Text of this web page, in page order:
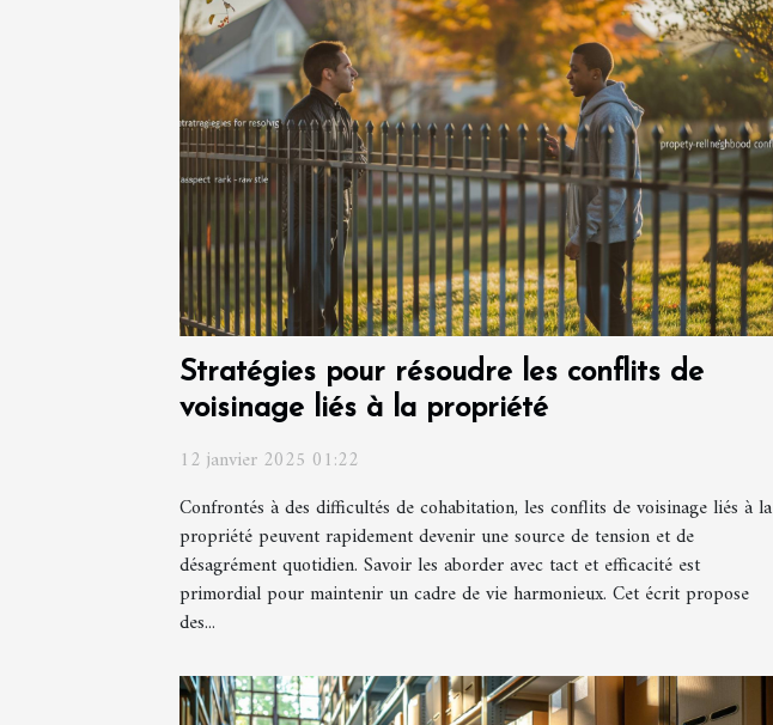
Stratégies pour résoudre les conflits de
voisinage liés à la propriété
12 janvier 2025 01:22
Confrontés à des difficultés de cohabitation, les conflits de voisinage liés à la
propriété peuvent rapidement devenir une source de tension et de
désagrément quotidien. Savoir les aborder avec tact et efficacité est
primordial pour maintenir un cadre de vie harmonieux. Cet écrit propose
des...